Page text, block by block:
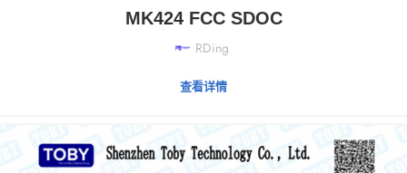
MK424 FCC SDOC
RDing
查看详情